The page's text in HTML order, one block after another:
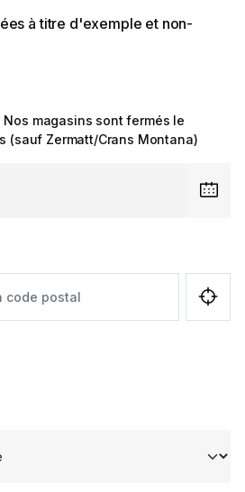
à titre d'exemple et non-
magasins sont fermés le
(sauf Zermatt/Crans Montana)